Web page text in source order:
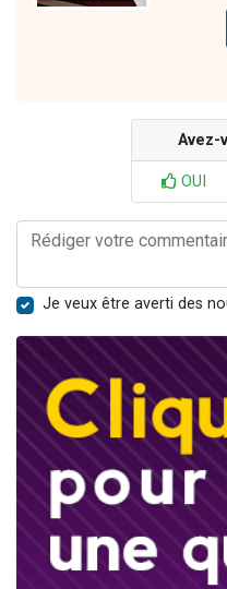
Avez-
OUI
Je veux être averti des